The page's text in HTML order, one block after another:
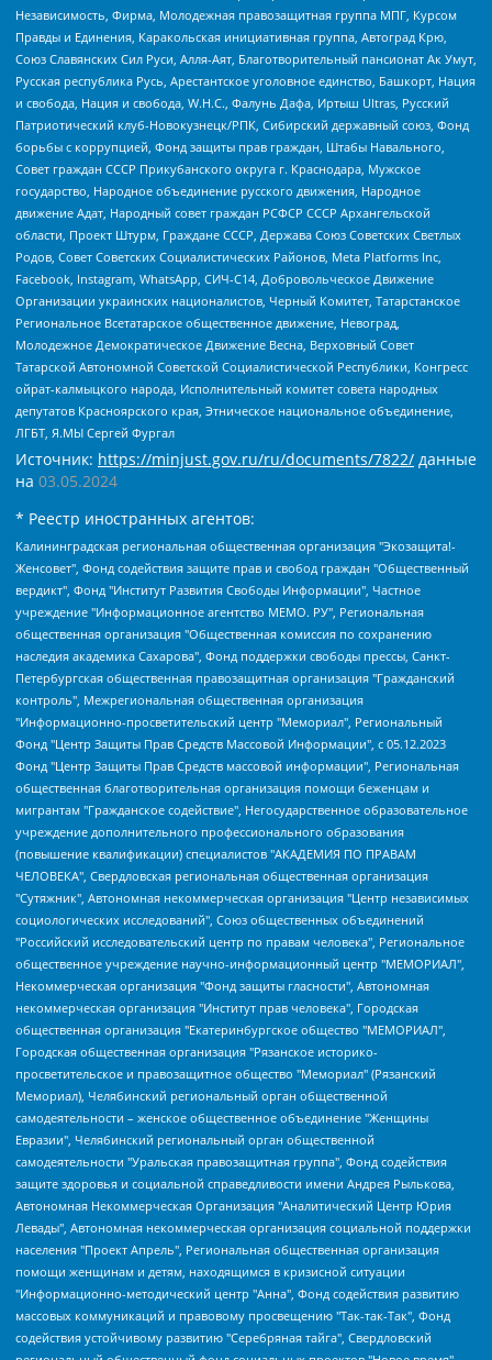
Независимость, Фирма, Молодежная правозащитная группа МПГ, Курсом
Правды и Единения, Каракольская инициативная группа, Автоград Крю,
Союз Славянских Сил Руси, Алля-Аят, Благотворительный пансионат Ак Умут,
Русская республика Русь, Арестантское уголовное единство, Башкорт, Нация
и свобода, Нация и свобода, W.H.С., Фалунь Дафа, Иртыш Ultras, Русский
Патриотический клуб-Новокузнецк/РПК, Сибирский державный союз, Фонд
борьбы с коррупцией, Фонд защиты прав граждан, Штабы Навального,
Совет граждан СССР Прикубанского округа г. Краснодара, Мужское
государство, Народное объединение русского движения, Народное
движение Адат, Народный совет граждан РСФСР СССР Архангельской
области, Проект Штурм, Граждане СССР, Держава Союз Советских Светлых
Родов, Совет Советских Социалистических Районов, Meta Platforms Inc,
Facebook, Instagram, WhatsApp, СИЧ-С14, Добровольческое Движение
Организации украинских националистов, Черный Комитет, Татарстанское
Региональное Всетатарское общественное движение, Невоград,
Молодежное Демократическое Движение Весна, Верховный Совет
Татарской Автономной Советской Социалистической Республики, Конгресс
ойрат-калмыцкого народа, Исполнительный комитет совета народных
депутатов Красноярского края, Этническое национальное объединение,
ЛГБТ, Я.МЫ Сергей Фургал
Источник: https://minjust.gov.ru/ru/documents/7822/ данные
на 03.05.2024
* Реестр иностранных агентов:
Калининградская региональная общественная организация "Экозащита!-Женсовет", Фонд содействия защите прав и свобод граждан "Общественный вердикт", Фонд "Институт Развития Свободы Информации", Частное учреждение "Информационное агентство МЕМО. РУ", Региональная общественная организация "Общественная комиссия по сохранению наследия академика Сахарова", Фонд поддержки свободы прессы, Санкт-Петербургская общественная правозащитная организация "Гражданский контроль", Межрегиональная общественная организация "Информационно-просветительский центр "Мемориал", Региональный Фонд "Центр Защиты Прав Средств Массовой Информации", с 05.12.2023 Фонд "Центр Защиты Прав Средств массовой информации", Региональная общественная благотворительная организация помощи беженцам и мигрантам "Гражданское содействие", Негосударственное образовательное учреждение дополнительного профессионального образования (повышение квалификации) специалистов "АКАДЕМИЯ ПО ПРАВАМ ЧЕЛОВЕКА", Свердловская региональная общественная организация "Сутяжник", Автономная некоммерческая организация "Центр независимых социологических исследований", Союз общественных объединений "Российский исследовательский центр по правам человека", Региональное общественное учреждение научно-информационный центр "МЕМОРИАЛ", Некоммерческая организация "Фонд защиты гласности", Автономная некоммерческая организация "Институт прав человека", Городская общественная организация "Екатеринбургское общество "МЕМОРИАЛ", Городская общественная организация "Рязанское историко-просветительское и правозащитное общество "Мемориал" (Рязанский Мемориал), Челябинский региональный орган общественной самодеятельности – женское общественное объединение "Женщины Евразии", Челябинский региональный орган общественной самодеятельности "Уральская правозащитная группа", Фонд содействия защите здоровья и социальной справедливости имени Андрея Рылькова, Автономная Некоммерческая Организация "Аналитический Центр Юрия Левады", Автономная некоммерческая организация социальной поддержки населения "Проект Апрель", Региональная общественная организация помощи женщинам и детям, находящимся в кризисной ситуации "Информационно-методический центр "Анна", Фонд содействия развитию массовых коммуникаций и правовому просвещению "Так-так-Так", Фонд содействия устойчивому развитию "Серебряная тайга", Свердловский региональный общественный фонд социальных проектов "Новое время", "Idel.Реалии", Кавказ.Реалии, Крым.Реалии, Телеканал Настоящее Время, Татаро-башкирская служба Радио Свобода (Azatliq Radiosi), Радио Свободная Европа/Радио Свобода (PCE/PC), "Сибирь.Реалии", "Фактограф", Благотворительный фонд помощи осужденным и их семьям, Автономная некоммерческая организация "Институт глобализации и социальных движений", Фонд "В защиту прав заключенных", Частное учреждение "Центр поддержки и содействия развитию средств массовой информации", Пензенский региональный общественный благотворительный фонд "Гражданский союз", "Север.Реалии", Некоммерческая организация Фонд "Правовая инициатива", Общество с ограниченной ответственностью "Радио Свободная Европа/Радио Свобода", Чешское информационное агентство "MEDIUM-ORIENT", Красноярская региональная общественная организация "Мы против СПИДа", Камалягин Денис Николаевич, Маркелов Сергей Евгеньевич, Пономарев Лев Александрович, Савицкая Людмила Алексеевна, Автономная некоммерческая организация "Центр по работе с проблемой насилия "НАСИЛИЮ.НЕТ", Межрегиональный профессиональный союз работников здравоохранения "Альянс врачей", Юридическое лицо, зарегистрированное в Латвийской Республике, SIA "Medusa Project" (регистрационный номер 40103797863, дата регистрации 10.06.2014), Некоммерческая организация "Фонд по борьбе с коррупцией", Автономная некоммерческая организация "Институт права и публичной политики", Баданин Роман Сергеевич, Гликин Максим Александрович, Железнова Мария Михайловна, Лукьянова Юлия Сергеевна, Маетная Елизавета Витальевна, Маняхин Петр Борисович, Чуракова Ольга Владимировна, Ярош Юлия Петровна, Юридическое лицо "The Insider SIA", зарегистрированное в Риге, Латвийская Республика (дата регистрации 26.06.2015), являющееся администратором доменного имени интернет-издания "The Insider SIA", https://theins.ru, Постернак Алексей Евгеньевич, Рубин Михаил Аркадьевич, Анин Роман Александрович, Юридическое лицо Istories fonds, зарегистрированное в Латвийской Республике (регистрационный номер 50008295751, дата регистрации 24.02.2020), Великовский Дмитрий Александрович, Долинина Ирина Николаевна, Мароховская Алеся Алексеевна, Шлейнов Роман Юрьевич, Шмагун Олеся Валентиновна, Общество с ограниченной ответственностью "Альтаир 2021", Общество с ограниченной ответственностью "Вега 2021", Общество с ограниченной ответственностью "Главный редактор 2021", Общество с ограниченной ответственностью "Ромашки монолит", Важенков Артем Валерьевич, Ивановская областная общественная организация "Центр гендерных исследований", Гурман Юрий Альбертович, Медиапроект "ОВД-Инфо", Егоров Владимир Владимирович, Жилинский Владимир Александрович, Общество с ограниченной ответственностью "ЗП", Иванова София Юрьевна, Карезина Инна Павловна, Кильтау Екатерина Викторовна, Петров Алексей Викторович, Пискунов Сергей Евгеньевич, Смирнов Сергей Сергеевич, Тихонов Михаил Сергеевич, Общество с ограниченной ответственностью "ЖУРНАЛИСТ-ИНОСТРАННЫЙ АГЕНТ", Арапова Галина Юрьевна, Вольтская Татьяна Анатольевна, Американская компания "Mason G.E.S. Anonymous Foundation" (США), являющаяся владельцем интернет-издания https://mnews.world/, Компания "Stichting Bellingcat", зарегистрированная в Нидерландах (дата регистрации 11.07.2018), Захаров Андрей Вячеславович, Клепиковская Екатерина Дмитриевна, Общество с ограниченной ответственностью "МЕМО", Перл Роман Александрович, Симонов Евгений Алексеевич, Соловьева Елена Анатольевна, Сотников Даниил Владимирович, Сурначева Елизавета Дмитриевна, Автономная некоммерческая организация по защите прав человека и информированию населения "Якутия – Наше Мнение", Общество с ограниченной ответственностью "Москоу диджитал медиа", с 26.01.2023 Общество с ограниченной ответственностью "Чайка Белые сады", Ветошкина Валерия Валерьевна, Заговора Максим Александрович, Межрегиональное общественное движение "Российская ЛГБТ - сеть", Оленичев Максим Владимирович, Павлов Иван Юрьевич, Скворцова Елена Сергеевна, Общество с ограниченной ответственностью "Как бы инагент", Кочетков Игорь Викторович, Общество с ограниченной ответственностью "Честные выборы", Еланчик Олег Александрович, Общество с ограниченной ответственностью "Нобелевский призыв", Гималова Регина Эмилевна, Григорьев Андрей Валерьевич, Григорьева Алина Александровна, Ассоциация по содействию защите прав призывников, альтернативнослужащих и военнослужащих "Правозащитная группа "Гражданин.Армия.Право", Хисамова Регина Фаритовна, Автономная некоммерческая организация по реализации социально-правовых программ "Лилит", Дальневосточное общественное движение "Маяк", Санкт-Петербургская ЛГБТ-инициативная группа "Выход", Инициативная группа ЛГБТ+ "Реверс", Алексеев Андрей Викторович, Бекбулатова Таисия Львовна, Беляев Иван Михайлович, Владыкина Елена Сергеевна, Гельман Марат Александрович, Никульшина Вероника Юрьевна, Толоконникова Надежда Андреевна, Шендерович Виктор Анатольевич, Общество с ограниченной ответственностью "Данное сообщение", Общество с ограниченной ответственностью Издательский дом "Новая глава", Айнбиндер Александра Александровна, Московский комьюнити-центр для ЛГБТ+инициатив, Благотворительный фонд развития филантропии, Deutsche Welle (Германия, Kurt-Schumacher-Strasse 3, 53113 Bonn), Борзунова Мария Михайловна, Воробьев Виктор Викторович, Голубева Анна Львовна, Константинова Алла Михайловна, Малкова Ирина Владимировна, Мурадов Мурад Абдулгалимович, Осетинская Елизавета Николаевна, Понасенков Евгений Николаевич, Ганапольский Матвей Юрьевич, Киселев Евгений Алексеевич, Борухович Ирина Григорьевна, Дремин Иван Тимофеевич, Дубровский Дмитрий Викторович, Красноярская региональная общественная организация поддержки и развития альтернативных образовательных технологий и межкультурных коммуникаций "ИНТЕРРА", Маяковская Екатерина Алексеевна, Фейгин Марк Захарович, Филимонов Андрей Викторович, Дзугкоева Регина Николаевна, Доброхотов Роман Александрович, Дудь Юрий Александрович, Елкин Сергей Владимирович, Кругликов Кирилл Игоревич, Сабунаева Мария Леонидовна, Семенов Алексей Владимирович, Шаинян Карен Багратович, Шульман Екатерина Михайловна, Асафьев Артур Валерьевич, Вахштайн Виктор Семенович, Венедиктов Алексей Алексеевич, Лушникова Екатерина Евгеньевна, Волков Леонид Михайлович, Невзоров Александр Глебович, Пархоменко Сергей Борисович, Сироткин Ярослав Николаевич, Кара-Мурза Владимир Владимирович, Баранова Наталья Владимировна, Гозман Леонид Яковлевич, Кагарлицкий Борис Юльевич, Климарев Михаил Валерьевич, Милов Владимир Станиславович, Автономная некоммерческая организация Краснодарский центр современного искусства "Типография", Моргенштерн Алишер Тагирович, Соболь Любовь Эдуардовна, Общество с ограниченной ответственностью "ЛИЗА НОРМ", Каспаров Гарри Кимович, Ходорковский Михаил Борисович, Общество с ограниченной ответственностью "Апрельские тезисы", Данилович Ирина Брониславовна, Кашин Олег Владимирович, Петров Николай Владимирович, Пивоваров Алексей Владимирович, Соколов Михаил Владимирович, Цветкова Юлия Владимировна, Чичваркин Евгений Александрович, Комитет против пыток/Команда против пыток, Общество с ограниченной ответственностью "Первый научный", Общество с ограниченной ответственностью "Вертолет и ко", Белоцерковская Вероника Борисовна, Кац Максим Евгеньевич, Лазарева Татьяна Юрьевна, Шаведдинов Руслан Табризович, Яшин Илья Валерьевич, Общество с ограниченной ответственностью "Иноагент ААВ", Алешковский Дмитрий Петрович, Альбац Евгения Марковна, Быков Дмитрий Львович, Галямина Юлия Евгеньевна, Лойко Сергей Леонидович, Мартынов Кирилл Константинович, Медведев Сергей Александрович, Крашенинников Федор Геннадиевич, Гордеева Катерина Вл